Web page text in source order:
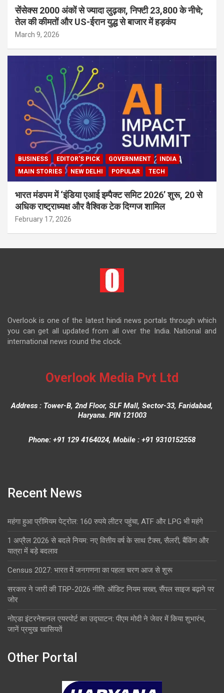
सेंसेक्स 2000 अंकों से ज्यादा लुढ़का, निफ्टी 23,800 के नीचे;
तेल की कीमतों और US-ईरान युद्ध से बाजार में हड़कंप
March 9, 2026
BUSINESS EDITOR'S PICK GOVERNMENT
INDIA
MAIN STORIES
NEW DELHI POPULAR TECH
भारत मंडपम में ‘इंडिया एआई इम्पैक्ट समिट 2026’ शुरू, 20 से
अधिक राष्ट्राध्यक्ष और वैश्विक टेक दिग्गज शामिल
February 17, 2026
Overlook is one of the latest hindi news portals through which
you can get all updated from all over the India. National and
international news round the clock.
Overlook Media Pvt Ltd
Address : Tower-B, 2nd Floor, SLF Mall, Sector-33, Faridabad,
Haryana. PIN 121003
Phone: +91 129 4164024, Mobile : +91 9310152558
Recent News
महंगा हुआ प्रीमियम पेट्रोल: 160 रुपये लीटर पहुंचा, ATF और LPG भी महंगे
1 अप्रैल 2026 से बदले नियम: नए वित्तीय वर्ष के साथ टैक्स, सैलरी, बैंकिंग और
यात्रा में बड़े बदलाव
Census 2027: भारत में जनगणना का पहला चरण आज से शुरू
सरकार ने जारी की TRP-2026 नीति: ऑडिट नियम सख्त, सैंपल साइज बढ़ाने पर
जोर
नोएडा इंटरनेशनल एयरपोर्ट का उद्घाटन: पीएम मोदी ने जेवर में किया शुभारंभ,
जानें प्रमुख खासियतें
Other Portal